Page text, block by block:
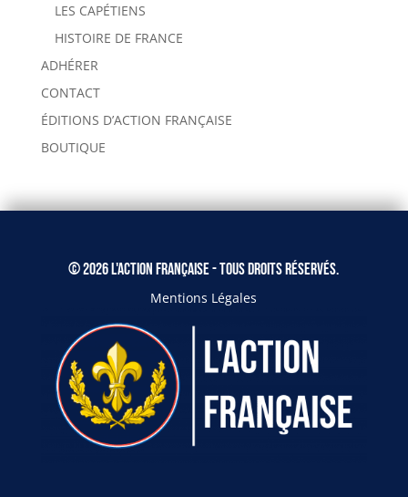
LES CAPÉTIENS
HISTOIRE DE FRANCE
ADHÉRER
CONTACT
ÉDITIONS D’ACTION FRANÇAISE
BOUTIQUE
© 2026 L'Action Française - Tous droits réservés.
Mentions Légales